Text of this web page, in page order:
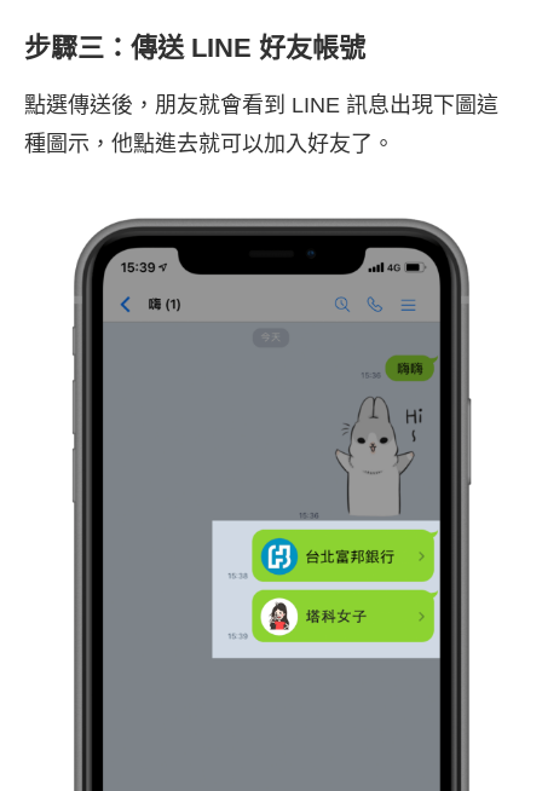
步驟三：傳送 LINE 好友帳號
點選傳送後，朋友就會看到 LINE 訊息出現下圖這
種圖示，他點進去就可以加入好友了。